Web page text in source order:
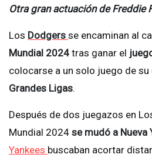
Otra gran actuación de Freddie
Los Dodgers se encaminan al
Mundial 2024 tras ganar el
colocarse a un solo juego de su
Grandes Ligas.
Después de dos juegazos en
Mundial 2024 se mudó a Nueva
Yankees buscaban acortar